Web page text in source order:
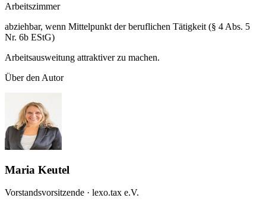
Arbeitszimmer
abziehbar, wenn Mittelpunkt der beruflichen Tätigkeit (§ 4 Abs. 5
Nr. 6b EStG)
Arbeitsausweitung attraktiver zu machen.
Über den Autor
Maria Keutel
Vorstandsvorsitzende · lexo.tax e.V.